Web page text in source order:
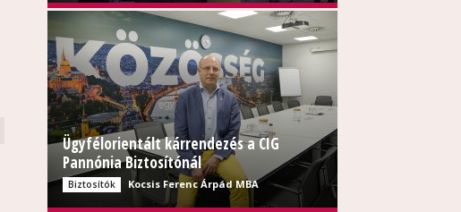
Ügyfélorientált kárrendezés a CIG
Pannónia Biztosítónál
Biztosítók Kocsis Ferenc Árpád MBA